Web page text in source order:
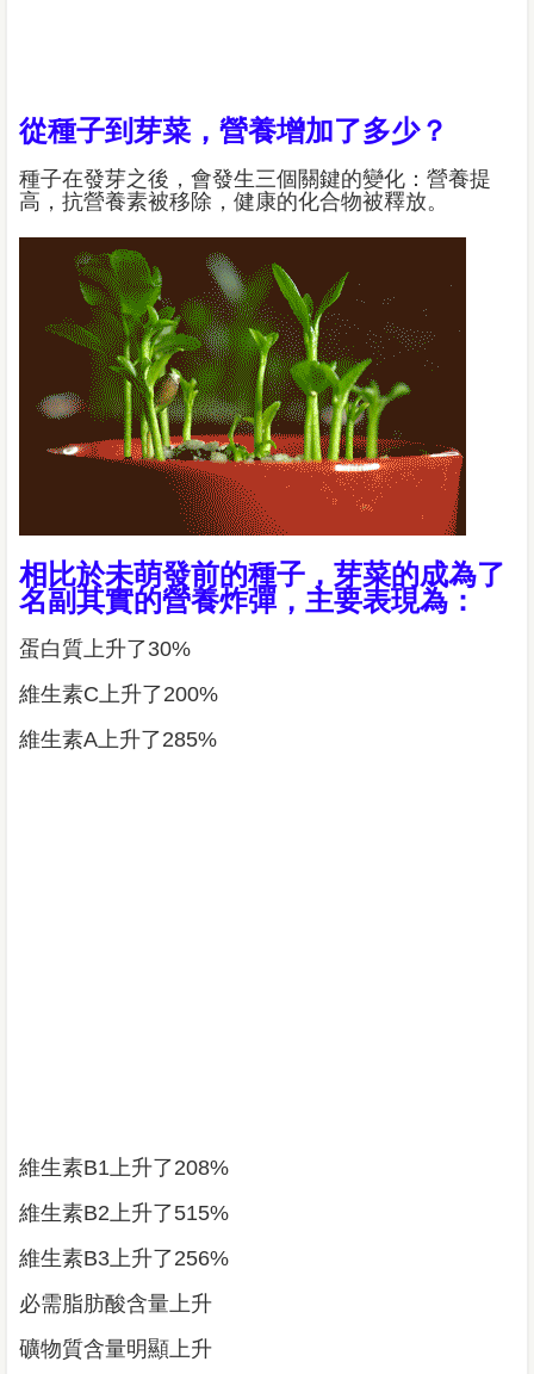
從種子到芽菜，營養增加了多少？
種子在發芽之後，會發生三個關鍵的變化：營養提
高，抗營養素被移除，健康的化合物被釋放。
相比於未萌發前的種子，芽菜的成為了
名副其實的營養炸彈，主要表現為：
蛋白質上升了30%
維生素C上升了200%
維生素A上升了285%
維生素B1上升了208%
維生素B2上升了515%
維生素B3上升了256%
必需脂肪酸含量上升
礦物質含量明顯上升